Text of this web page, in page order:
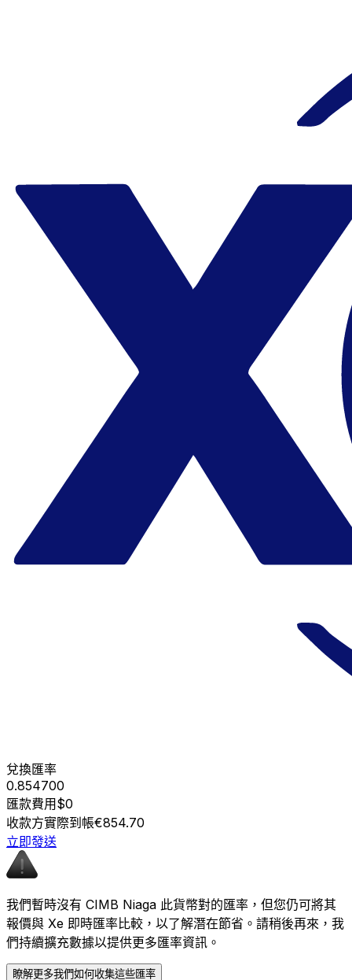
兌換匯率
0.854700
匯款費用$0
收款方實際到帳€854.70
立即發送
我們暫時沒有 CIMB Niaga 此貨幣對的匯率，但您仍可將其
報價與 Xe 即時匯率比較，以了解潛在節省。請稍後再來，我
們持續擴充數據以提供更多匯率資訊。
瞭解更多我們如何收集這些匯率